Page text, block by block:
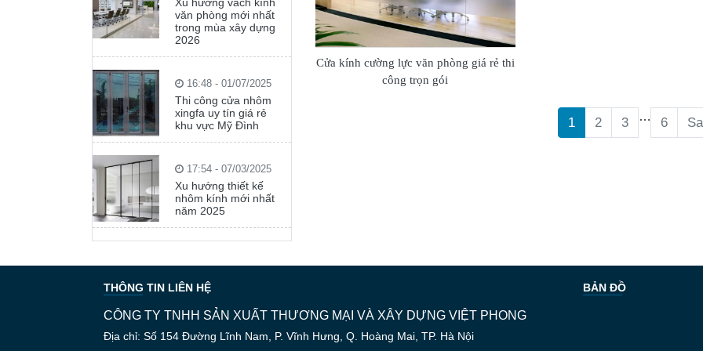
Cửa kính cường lực văn phòng giá rẻ thi
công trọn gói
1 2 3 … 6
văn phòng mới nhất
trong mùa xây dựng
2026
16:48 - 01/07/2025
Thi công cửa nhôm
xingfa uy tín giá rẻ
khu vực Mỹ Đình
17:54 - 07/03/2025
Xu hướng thiết kế
nhôm kính mới nhất
năm 2025
THÔNG TIN LIÊN HỆ
CÔNG TY TNHH SẢN XUẤT THƯƠNG MẠI VÀ XÂY DỰNG VIỆT PHONG
Địa chỉ: Số 154 Đường Lĩnh Nam, P. Vĩnh Hưng, Q. Hoàng Mai, TP. Hà Nội
BẢN ĐỒ